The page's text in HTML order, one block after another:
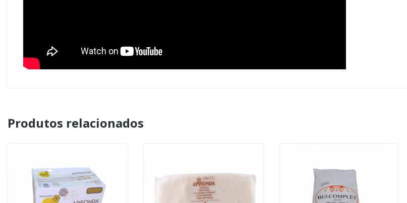
Produtos relacionados